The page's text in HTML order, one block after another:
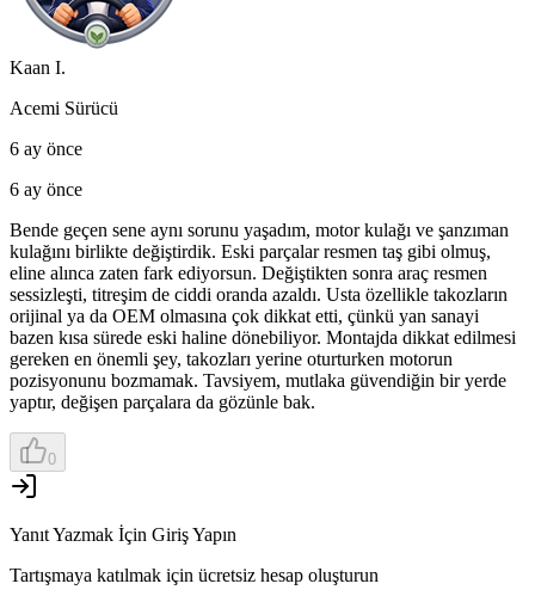
Kaan I.
Acemi Sürücü
6 ay önce
6 ay önce
Bende geçen sene aynı sorunu yaşadım, motor kulağı ve şanzıman
kulağını birlikte değiştirdik. Eski parçalar resmen taş gibi olmuş,
eline alınca zaten fark ediyorsun. Değiştikten sonra araç resmen
sessizleşti, titreşim de ciddi oranda azaldı. Usta özellikle takozların
orijinal ya da OEM olmasına çok dikkat etti, çünkü yan sanayi
bazen kısa sürede eski haline dönebiliyor. Montajda dikkat edilmesi
gereken en önemli şey, takozları yerine oturturken motorun
pozisyonunu bozmamak. Tavsiyem, mutlaka güvendiğin bir yerde
yaptır, değişen parçalara da gözünle bak.
0
Yanıt Yazmak İçin Giriş Yapın
Tartışmaya katılmak için ücretsiz hesap oluşturun